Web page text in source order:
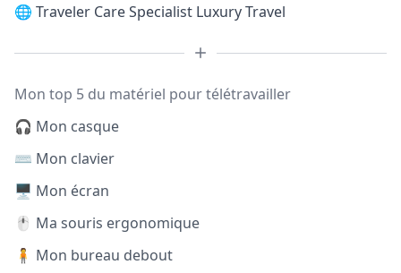
🌐 Traveler Care Specialist Luxury Travel
Mon top 5 du matériel pour télétravailler
🎧 Mon casque
⌨️ Mon clavier
🖥️ Mon écran
🖱️ Ma souris ergonomique
🧍 Mon bureau debout